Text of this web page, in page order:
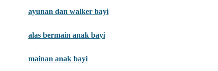
My Buddy Tag
My K
ayunan dan walker bayi
alas bermain anak bayi
mainan anak bayi